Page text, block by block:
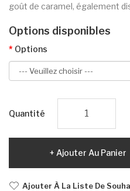
goût de caramel, également
Options disponibles
Options
Quantité
Ajouter Au Panier
Ajouter À La Liste De